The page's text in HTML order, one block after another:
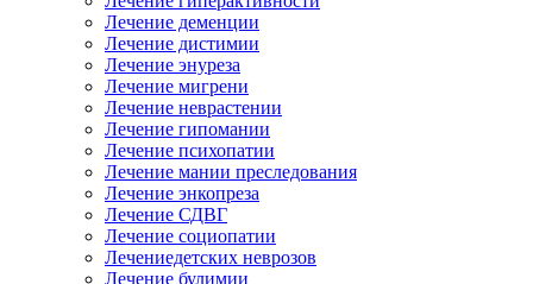
Лечение деменции
Лечение дистимии
Лечение энуреза
Лечение мигрени
Лечение неврастении
Лечение гипомании
Лечение психопатии
Лечение мании преследования
Лечение энкопреза
Лечение СДВГ
Лечение социопатии
Лечениедетских неврозов
Лечение булимии